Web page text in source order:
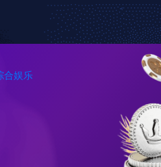
我们的服务 关于我们